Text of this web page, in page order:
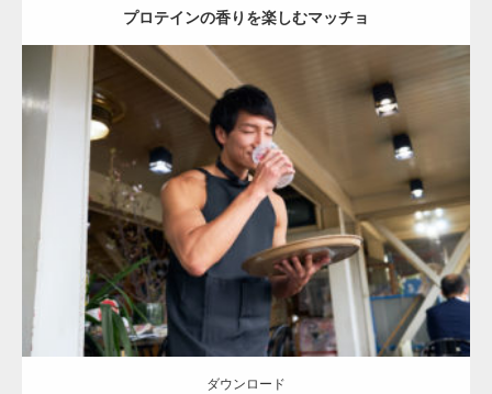
プロテインの香りを楽しむマッチョ
Update:2023.02.11
Category:喫茶店のマッチョ(名古屋) その他 AKIHITO(細マッチョ) 上
腕二頭筋
肩 名古屋 (愛知)
ダウンロード
ダウンロード